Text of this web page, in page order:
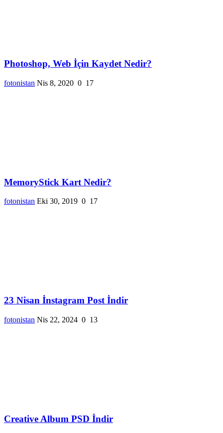
Photoshop, Web İçin Kaydet Nedir?
fotonistan Nis 8, 2020 0 17
MemoryStick Kart Nedir?
fotonistan Eki 30, 2019 0 17
23 Nisan İnstagram Post İndir
fotonistan Nis 22, 2024 0 13
Creative Album PSD İndir